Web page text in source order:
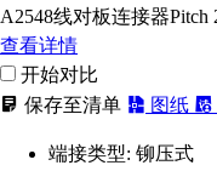
A2548线对板连接器Pitch
查看详情
开始对比
保存至清单
图纸
端接类型: 铆压式